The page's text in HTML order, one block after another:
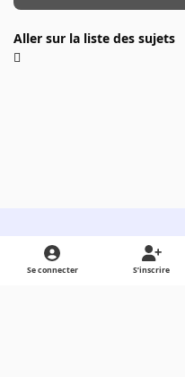
Aller sur la liste des sujets
Light ModeDark ModeSystem Preference
Se connecter S’inscrire